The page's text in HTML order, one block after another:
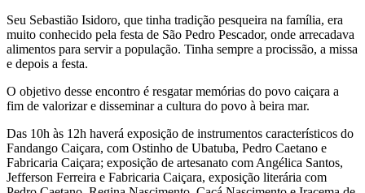
Seu Sebastião Isidoro, que tinha tradição pesqueira na família, era
muito conhecido pela festa de São Pedro Pescador, onde arrecadava
alimentos para servir a população. Tinha sempre a procissão, a missa
e depois a festa.
O objetivo desse encontro é resgatar memórias do povo caiçara a
fim de valorizar e disseminar a cultura do povo à beira mar.
Das 10h às 12h haverá exposição de instrumentos característicos do
Fandango Caiçara, com Ostinho de Ubatuba, Pedro Caetano e
Fabricaria Caiçara; exposição de artesanato com Angélica Santos,
Jefferson Ferreira e Fabricaria Caiçara, exposição literária com